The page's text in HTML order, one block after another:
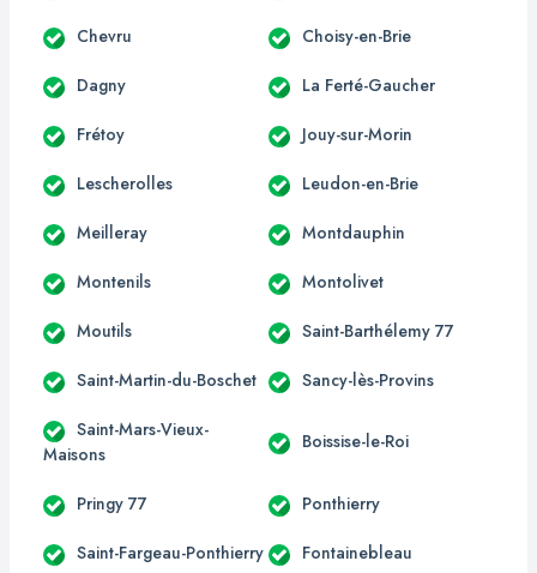
Chevru Choisy-en-Brie
Dagny La Ferté-Gaucher
Frétoy Jouy-sur-Morin
Lescherolles Leudon-en-Brie
Meilleray Montdauphin
Montenils Montolivet
Moutils Saint-Barthélemy 77
Saint-Martin-du-Boschet Sancy-lès-Provins
Saint-Mars-Vieux-
Maisons
Boissise-le-Roi
Pringy 77 Ponthierry
Saint-Fargeau-Ponthierry Fontainebleau